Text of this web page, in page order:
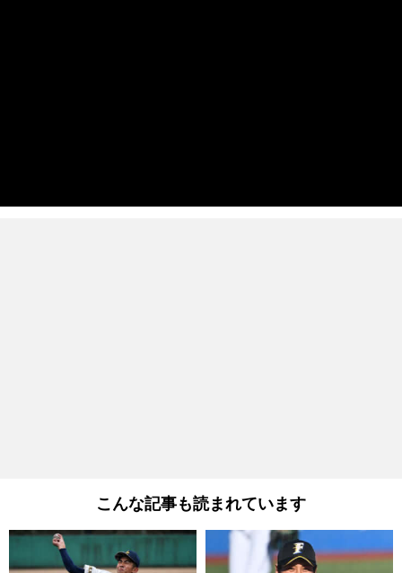
こんな記事も読まれています